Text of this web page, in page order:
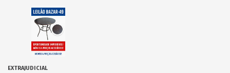
EXTRAJUDICIAL